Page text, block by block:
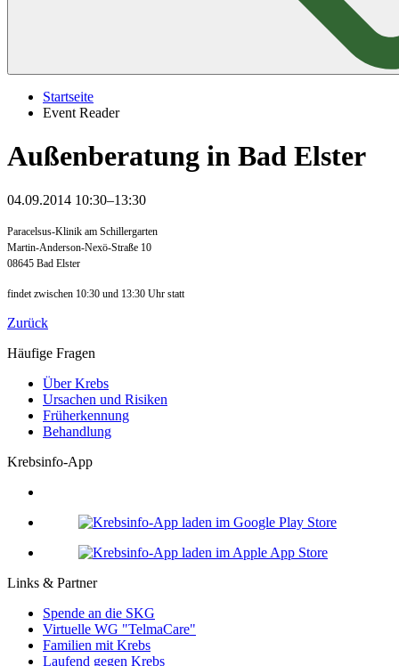
Startseite
Event Reader
Außenberatung in Bad Elster
04.09.2014 10:30–13:30
Paracelsus-Klinik am Schillergarten
Martin-Anderson-Nexö-Straße 10
08645 Bad Elster
findet zwischen 10:30 und 13:30 Uhr statt
Zurück
Häufige Fragen
Über Krebs
Ursachen und Risiken
Früherkennung
Behandlung
Krebsinfo-App
Links & Partner
Spende an die SKG
Virtuelle WG "TelmaCare"
Familien mit Krebs
Laufend gegen Krebs